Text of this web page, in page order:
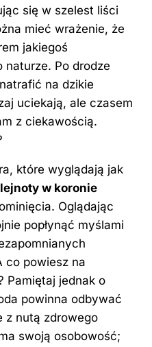
się w szelest liści
mieć wrażenie, że
jakiegoś
naturze. Po drodze
na dzikie
uciekają, ale czasem
z ciekawością.
które wyglądają jak
w koronie
Oglądając
popłynąć myślami
co powiesz na
Pamiętaj jednak o
powinna odbywać
z nutą zdrowego
swoją osobowość;